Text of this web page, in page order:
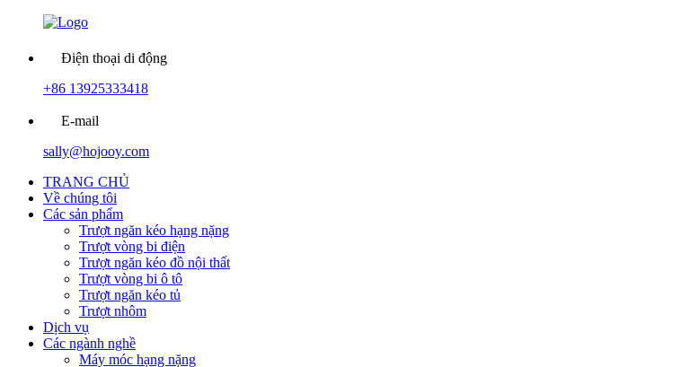
Điện thoại di động
+86 13925333418
E-mail
sally@hojooy.com
TRANG CHỦ
Về chúng tôi
Các sản phẩm
Trượt ngăn kéo hạng nặng
Trượt vòng bi điện
Trượt ngăn kéo đồ nội thất
Trượt vòng bi ô tô
Trượt ngăn kéo tủ
Trượt nhôm
Dịch vụ
Các ngành nghề
Máy móc hạng nặng